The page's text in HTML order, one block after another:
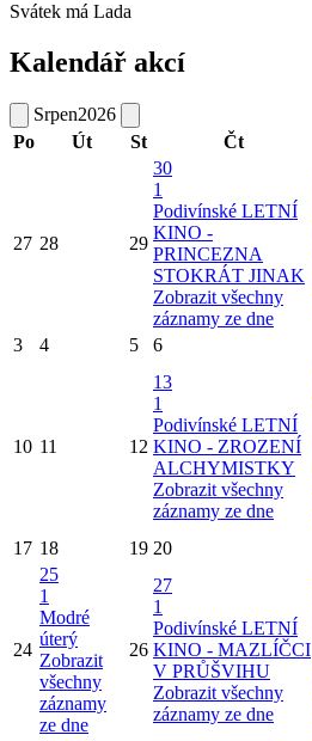
Svátek má Lada
Kalendář akcí
Srpen2026
Po
Út St Čt
27 28 29
30
1
Podivínské LETNÍ
KINO -
PRINCEZNA
STOKRÁT JINAK
Zobrazit všechny
záznamy ze dne
3 4 5 6
10 11 12
13
1
Podivínské LETNÍ
KINO - ZROZENÍ
ALCHYMISTKY
Zobrazit všechny
záznamy ze dne
17 18 19 20
24
25
1
Modré
úterý
Zobrazit
všechny
záznamy
ze dne
26
27
1
Podivínské LETNÍ
KINO - MAZLÍČCI
V PRŮŠVIHU
Zobrazit všechny
záznamy ze dne